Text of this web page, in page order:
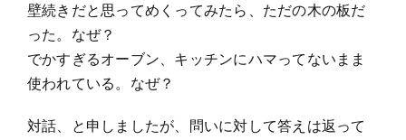
壁続きだと思ってめくってみたら、ただの木の板だ
った。なぜ？
でかすぎるオーブン、キッチンにハマってないまま
使われている。なぜ？
対話、と申しましたが、問いに対して答えは返って